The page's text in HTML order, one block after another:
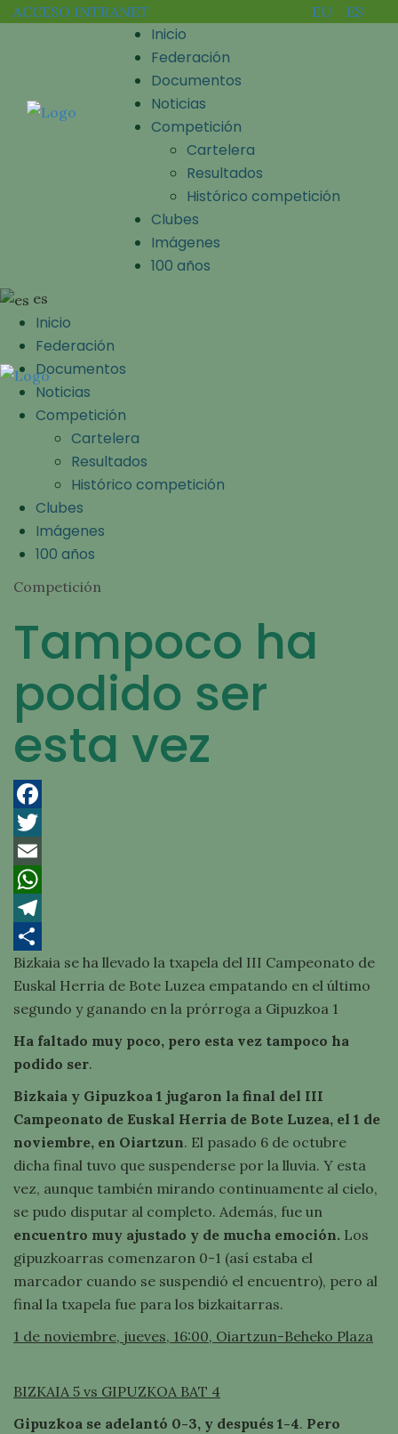
ACCESO INTRANET EU ES
Inicio
Federación
Documentos
Noticias
Competición
Cartelera
Resultados
Histórico competición
Clubes
Imágenes
100 años
es
Inicio
Federación
Documentos
Noticias
Competición
Cartelera
Resultados
Histórico competición
Clubes
Imágenes
100 años
Competición
Tampoco ha
podido ser
esta vez
Facebook
Twitter
Email
WhatsApp
Telegram
Compartir
Bizkaia se ha llevado la txapela del III Campeonato de
Euskal Herria de Bote Luzea empatando en el último
segundo y ganando en la prórroga a Gipuzkoa 1
Ha faltado muy poco, pero esta vez tampoco ha
podido ser.
Bizkaia y Gipuzkoa 1 jugaron la final del III
Campeonato de Euskal Herria de Bote Luzea, el 1 de
noviembre, en Oiartzun. El pasado 6 de octubre
dicha final tuvo que suspenderse por la lluvia. Y esta
vez, aunque también mirando continuamente al cielo,
se pudo disputar al completo. Además, fue un
encuentro muy ajustado y de mucha emoción. Los
gipuzkoarras comenzaron 0-1 (así estaba el
marcador cuando se suspendió el encuentro), pero al
final la txapela fue para los bizkaitarras.
1 de noviembre, jueves, 16:00, Oiartzun-Beheko Plaza
BIZKAIA 5 vs GIPUZKOA BAT 4
Gipuzkoa se adelantó 0-3, y después 1-4. Pero